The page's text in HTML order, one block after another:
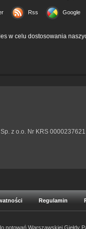
Rss Google
w celu dostosowania
z o.o. Nr KRS 0000237621
Regulamin
notowań Warszawskiej Giełdy